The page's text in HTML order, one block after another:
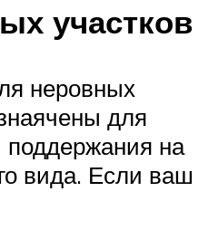
участков
неровных
для
поддержания на
вида. Если ваш